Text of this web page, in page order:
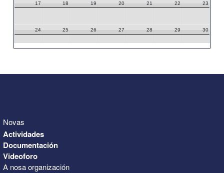
17 18 19 20 21 22 23
24 25 26 27 28 29 30
Novas
Actividades
Documentación
Videoforo
A nosa organización